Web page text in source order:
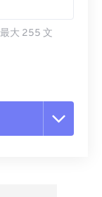
大 255 文